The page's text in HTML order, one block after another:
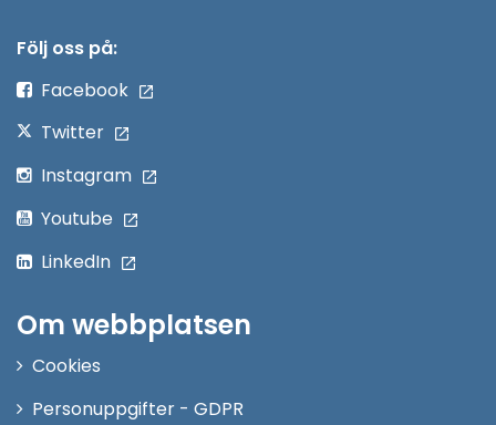
Följ oss på:
Facebook
Twitter
Instagram
Youtube
LinkedIn
Om webbplatsen
Cookies
Personuppgifter - GDPR